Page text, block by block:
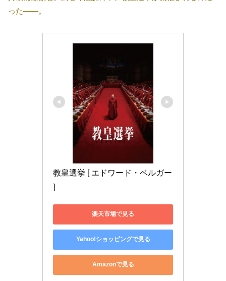
った――。
教皇選挙 [ エドワード・ベルガー
]
楽天市場で見る
Yahoo!ショッピングで見る
Amazonで見る